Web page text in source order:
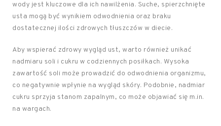
wody jest kluczowe dla ich nawilżenia. Suche, spierzchnięte
usta mogą być wynikiem odwodnienia oraz braku
dostatecznej ilości zdrowych tłuszczów w diecie.
Aby wspierać zdrowy wygląd ust, warto również unikać
nadmiaru soli i cukru w codziennych posiłkach. Wysoka
zawartość soli może prowadzić do odwodnienia organizmu,
co negatywnie wpłynie na wygląd skóry. Podobnie, nadmiar
cukru sprzyja stanom zapalnym, co może objawiać się m.in.
na wargach.